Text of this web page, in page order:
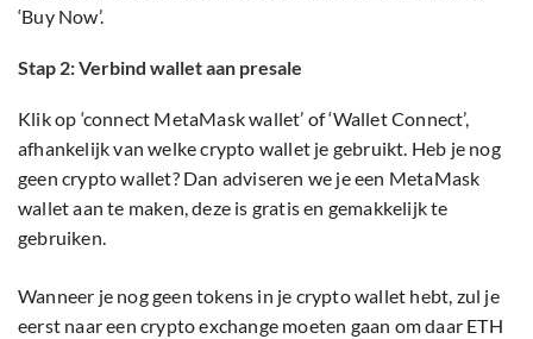
‘Buy Now’.
Stap 2: Verbind wallet aan presale
Klik op ‘connect MetaMask wallet’ of ‘Wallet Connect’,
afhankelijk van welke crypto wallet je gebruikt. Heb je nog
geen crypto wallet? Dan adviseren we je een MetaMask
wallet aan te maken, deze is gratis en gemakkelijk te
gebruiken.
Wanneer je nog geen tokens in je crypto wallet hebt, zul je
eerst naar een crypto exchange moeten gaan om daar ETH